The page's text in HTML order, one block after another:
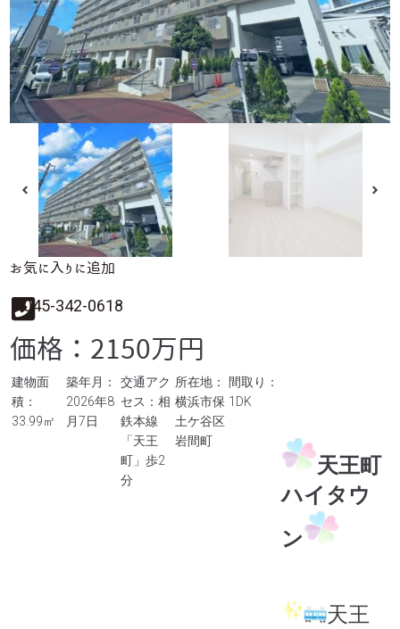
お気に入りに追加
045-342-0618
価格：2150万円
建物面
積：
33.99㎡
築年月：
2026年8
月7日
交通アク
セス：相
鉄本線
「天王
町」歩2
分
所在地：
横浜市保
土ケ谷区
岩間町
間取り：
1DK
天王町
ハイタウ
ン
天王